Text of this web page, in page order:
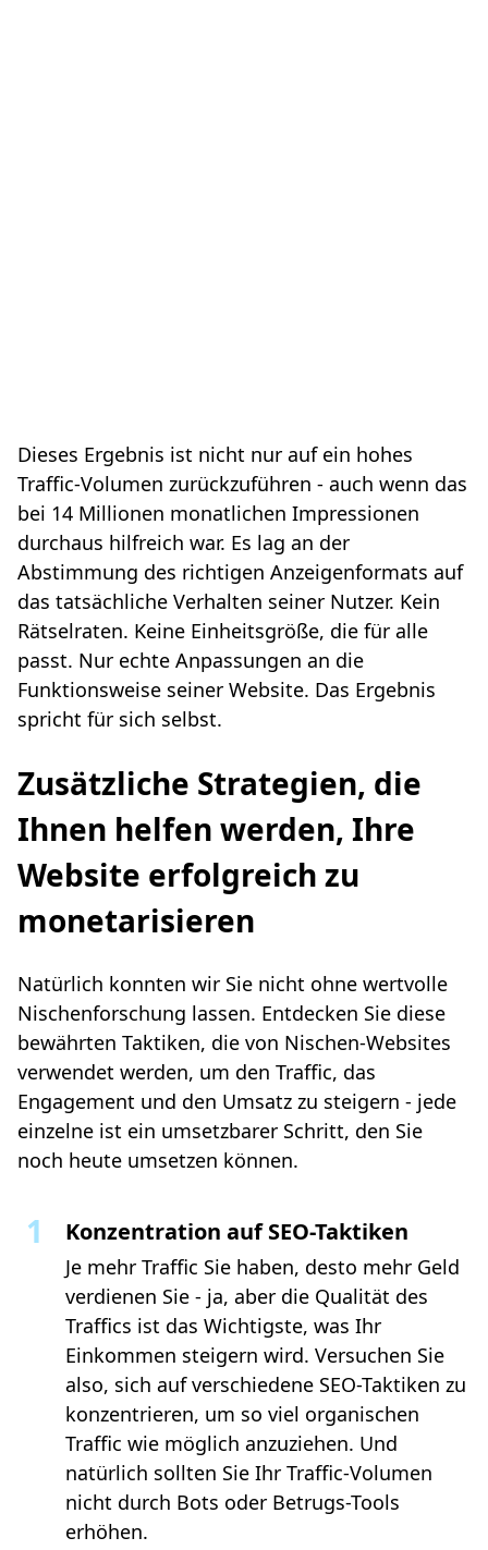
Dieses Ergebnis ist nicht nur auf ein hohes
Traffic-Volumen zurückzuführen - auch wenn das
bei 14 Millionen monatlichen Impressionen
durchaus hilfreich war. Es lag an der
Abstimmung des richtigen Anzeigenformats auf
das tatsächliche Verhalten seiner Nutzer. Kein
Rätselraten. Keine Einheitsgröße, die für alle
passt. Nur echte Anpassungen an die
Funktionsweise seiner Website. Das Ergebnis
spricht für sich selbst.
Zusätzliche Strategien, die
Ihnen helfen werden, Ihre
Website erfolgreich zu
monetarisieren
Natürlich konnten wir Sie nicht ohne wertvolle
Nischenforschung lassen. Entdecken Sie diese
bewährten Taktiken, die von Nischen-Websites
verwendet werden, um den Traffic, das
Engagement und den Umsatz zu steigern - jede
einzelne ist ein umsetzbarer Schritt, den Sie
noch heute umsetzen können.
Konzentration auf SEO-Taktiken
Je mehr Traffic Sie haben, desto mehr Geld
verdienen Sie - ja, aber die Qualität des
Traffics ist das Wichtigste, was Ihr
Einkommen steigern wird. Versuchen Sie
also, sich auf verschiedene SEO-Taktiken zu
konzentrieren, um so viel organischen
Traffic wie möglich anzuziehen. Und
natürlich sollten Sie Ihr Traffic-Volumen
nicht durch Bots oder Betrugs-Tools
erhöhen.